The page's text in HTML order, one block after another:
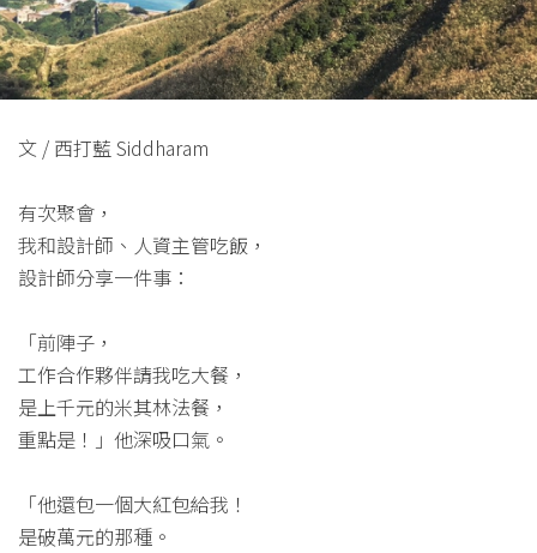
文 / 西打藍 Siddharam
有次聚會，
我和設計師、人資主管吃飯，
設計師分享一件事：
「前陣子，
工作合作夥伴請我吃大餐，
是上千元的米其林法餐，
重點是！」他深吸口氣。
「他還包一個大紅包給我！
是破萬元的那種。